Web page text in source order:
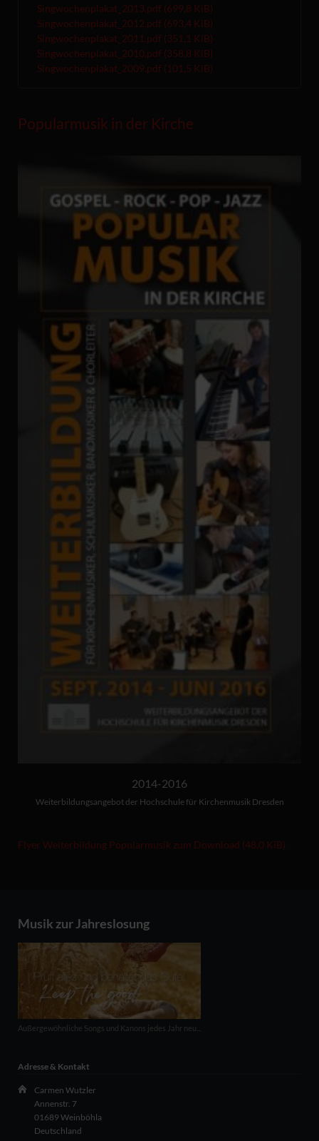
Singwochenplakat_2013.pdf (699,8 KiB)
Singwochenplakat_2012.pdf (693,4 KiB)
Singwochenplakat_2011.pdf (351,1 KiB)
Singwochenplakat_2010.pdf (358,8 KiB)
Singwochenplakat_2009.pdf (101,5 KiB)
Popularmusik in der Kirche
2014-2016
Weiterbildungsangebot der Hochschule für Kirchenmusik Dresden
Flyer Weiterbildung Popularmusik zum Download (48,0 KiB)
Musik zur Jahreslosung
Außergewöhnliche Songs und Kanons jedes Jahr neu...
Adresse & Kontakt
Carmen Wutzler
Annenstr. 7
01689 Weinböhla
Deutschland